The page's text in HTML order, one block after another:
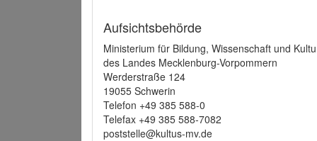
Aufsichtsbehörde
Ministerium für Bildung, Wissenschaft und
des Landes Mecklenburg-Vorpommern
Werderstraße 124
19055 Schwerin
Telefon +49 385 588-0
Telefax +49 385 588-7082
poststelle@kultus-mv.de